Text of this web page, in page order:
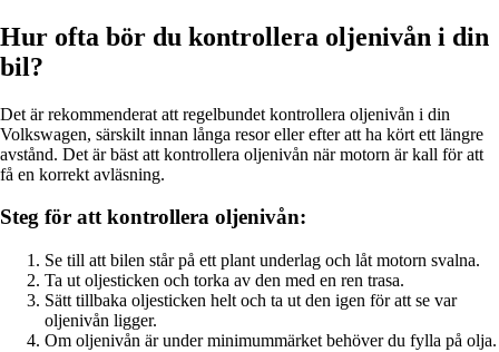
Hur ofta bör du kontrollera oljenivån i din
bil?
Det är rekommenderat att regelbundet kontrollera oljenivån i din
Volkswagen, särskilt innan långa resor eller efter att ha kört ett längre
avstånd. Det är bäst att kontrollera oljenivån när motorn är kall för att
få en korrekt avläsning.
Steg för att kontrollera oljenivån:
Se till att bilen står på ett plant underlag och låt motorn svalna.
Ta ut oljesticken och torka av den med en ren trasa.
Sätt tillbaka oljesticken helt och ta ut den igen för att se var
oljenivån ligger.
Om oljenivån är under minimummärket behöver du fylla på olja.